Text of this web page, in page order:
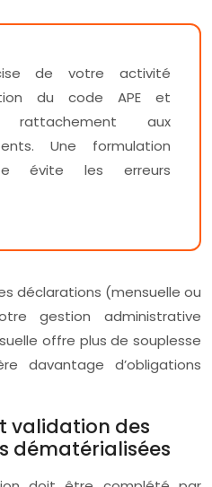
de votre activité
du code APE et
aux
Une formulation
évite les erreurs
déclarations (mensuelle ou
gestion administrative
offre plus de souplesse
davantage d’obligations
validation des
dématérialisées